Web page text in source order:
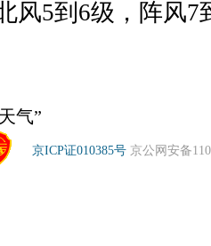
风5到6级，阵风7
气”
京ICP证010385号 京公网安备